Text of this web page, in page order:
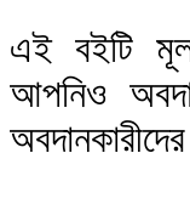
এই বইটি
আপনিও